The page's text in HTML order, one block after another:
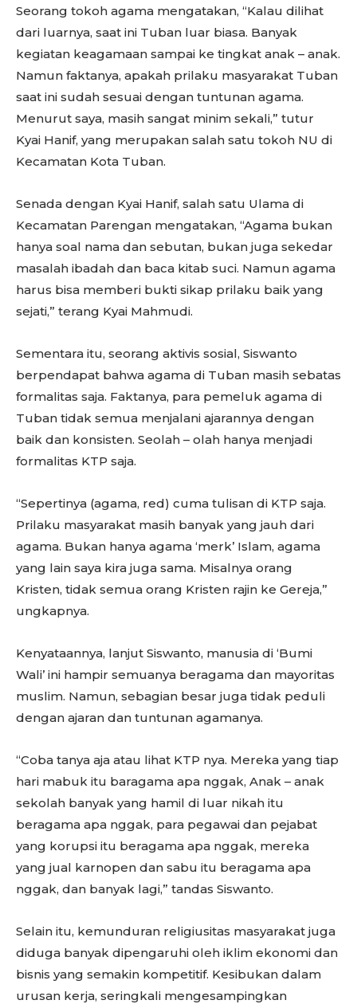
Seorang tokoh agama mengatakan, “Kalau dilihat
dari luarnya, saat ini Tuban luar biasa. Banyak
kegiatan keagamaan sampai ke tingkat anak – anak.
Namun faktanya, apakah prilaku masyarakat Tuban
saat ini sudah sesuai dengan tuntunan agama.
Menurut saya, masih sangat minim sekali,” tutur
Kyai Hanif, yang merupakan salah satu tokoh NU di
Kecamatan Kota Tuban.
Senada dengan Kyai Hanif, salah satu Ulama di
Kecamatan Parengan mengatakan, “Agama bukan
hanya soal nama dan sebutan, bukan juga sekedar
masalah ibadah dan baca kitab suci. Namun agama
harus bisa memberi bukti sikap prilaku baik yang
sejati,” terang Kyai Mahmudi.
Sementara itu, seorang aktivis sosial, Siswanto
berpendapat bahwa agama di Tuban masih sebatas
formalitas saja. Faktanya, para pemeluk agama di
Tuban tidak semua menjalani ajarannya dengan
baik dan konsisten. Seolah – olah hanya menjadi
formalitas KTP saja.
“Sepertinya (agama, red) cuma tulisan di KTP saja.
Prilaku masyarakat masih banyak yang jauh dari
agama. Bukan hanya agama ‘merk’ Islam, agama
yang lain saya kira juga sama. Misalnya orang
Kristen, tidak semua orang Kristen rajin ke Gereja,”
ungkapnya.
Kenyataannya, lanjut Siswanto, manusia di ‘Bumi
Wali’ ini hampir semuanya beragama dan mayoritas
muslim. Namun, sebagian besar juga tidak peduli
dengan ajaran dan tuntunan agamanya.
“Coba tanya aja atau lihat KTP nya. Mereka yang tiap
hari mabuk itu baragama apa nggak, Anak – anak
sekolah banyak yang hamil di luar nikah itu
beragama apa nggak, para pegawai dan pejabat
yang korupsi itu beragama apa nggak, mereka
yang jual karnopen dan sabu itu beragama apa
nggak, dan banyak lagi,” tandas Siswanto.
Selain itu, kemunduran religiusitas masyarakat juga
diduga banyak dipengaruhi oleh iklim ekonomi dan
bisnis yang semakin kompetitif. Kesibukan dalam
urusan kerja, seringkali mengesampingkan